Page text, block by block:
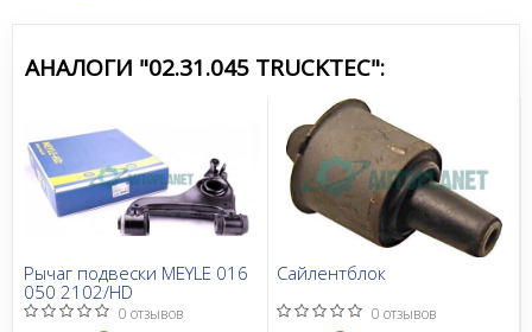
АНАЛОГИ "02.31.045 TRUCKTEC":
Рычаг подвески MEYLE 016
050 2102/HD
0 отзывов
Сайлентблок
0 отзывов